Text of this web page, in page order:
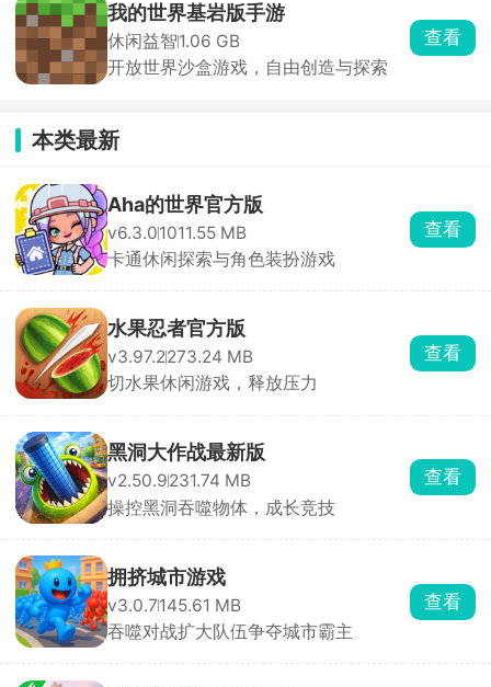
我的世界基岩版手游
休闲益智1.06 GB
开放世界沙盒游戏，自由创造与探索
查看
本类最新
Aha的世界官方版
v6.3.01011.55 MB
卡通休闲探索与角色装扮游戏
查看
水果忍者官方版
v3.97.2273.24 MB
切水果休闲游戏，释放压力
查看
黑洞大作战最新版
v2.50.9231.74 MB
操控黑洞吞噬物体，成长竞技
查看
拥挤城市游戏
v3.0.7145.61 MB
吞噬对战扩大队伍争夺城市霸主
查看